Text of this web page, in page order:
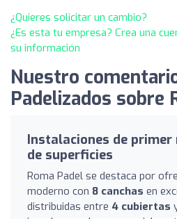
¿Quieres solicitar un cambio?
¿Es esta tu empresa? Crea una
su información
Nuestro
Padelizados sobre
Instalaciones de primer
de superficies
Roma Padel se destaca por
moderno con 8 canchas en
distribuidas entre 4 cubiertas